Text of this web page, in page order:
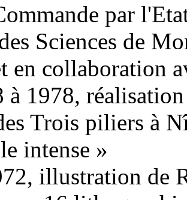
par
Sciences de
en collaboration
à 1978,
Trois piliers à
intense »
illustration de